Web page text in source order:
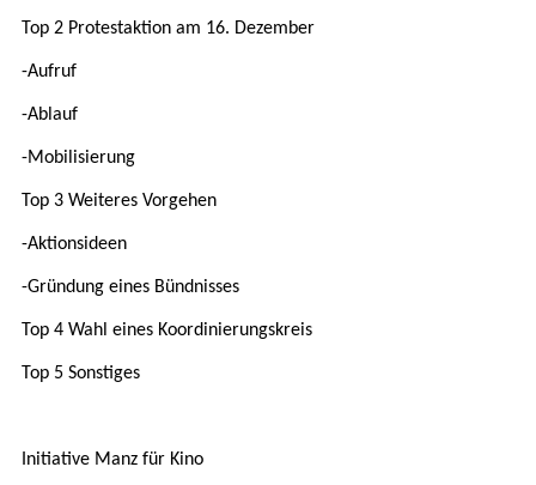
Top 2 Protestaktion am 16. Dezember
-Aufruf
-Ablauf
-Mobilisierung
Top 3 Weiteres Vorgehen
-Aktionsideen
-Gründung eines Bündnisses
Top 4 Wahl eines Koordinierungskreis
Top 5 Sonstiges
Initiative Manz für Kino